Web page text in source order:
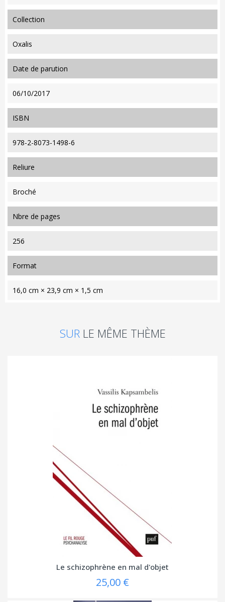
collection
Oxalis
date de parution
06/10/2017
ISBN
978-2-8073-1498-6
reliure
Broché
nbre de pages
256
format
16,0 cm × 23,9 cm × 1,5 cm
SUR LE MÊME THÈME
Le schizophrène en mal d'objet
25,00 €